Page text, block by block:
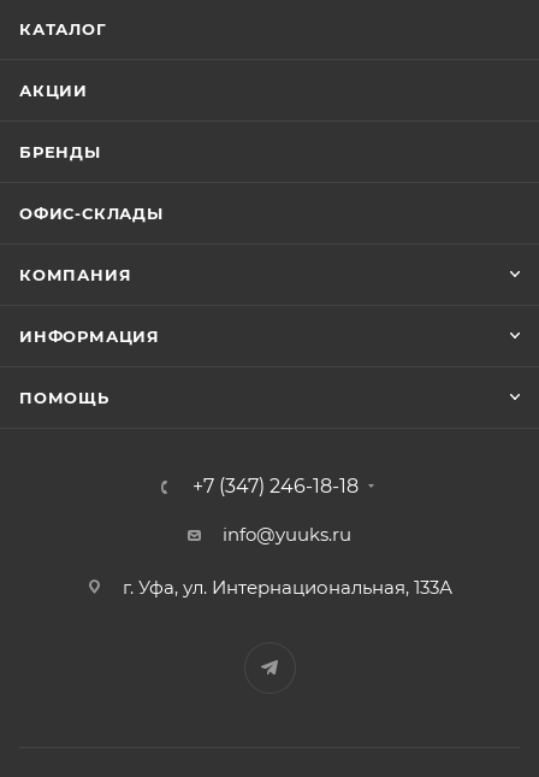
КАТАЛОГ
АКЦИИ
БРЕНДЫ
ОФИС-СКЛАДЫ
КОМПАНИЯ
ИНФОРМАЦИЯ
ПОМОЩЬ
+7 (347) 246-18-18
info@yuuks.ru
г. Уфа, ул. Интернациональная, 133А